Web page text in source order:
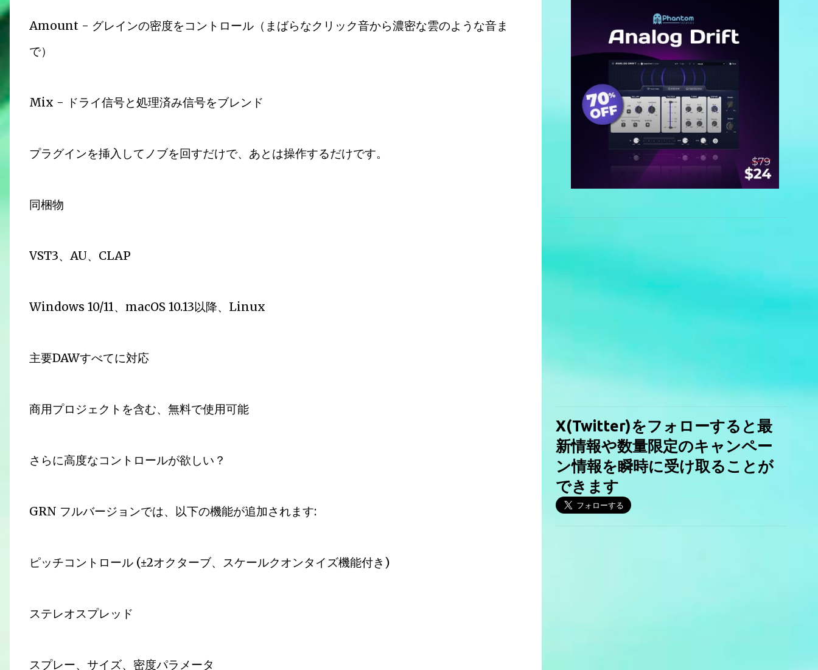
Amount - グレインの密度をコントロール（まばらなクリック音から濃密な雲のような音ま
で）
Mix - ドライ信号と処理済み信号をブレンド
プラグインを挿入してノブを回すだけで、あとは操作するだけです。
同梱物
VST3、AU、CLAP
Windows 10/11、macOS 10.13以降、Linux
主要DAWすべてに対応
商用プロジェクトを含む、無料で使用可能
さらに高度なコントロールが欲しい？
GRN フルバージョンでは、以下の機能が追加されます:
ピッチコントロール (±2オクターブ、スケールクオンタイズ機能付き)
ステレオスプレッド
スプレー、サイズ、密度パラメータ
X(Twitter)をフォローすると最
新情報や数量限定のキャンペー
ン情報を瞬時に受け取ることが
できます